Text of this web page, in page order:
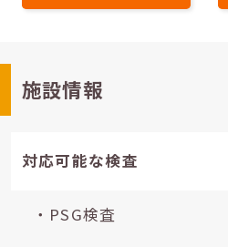
施設情報
対応可能な検査
・PSG検査